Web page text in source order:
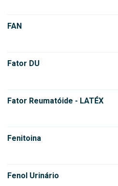
FAN
Fator DU
Fator Reumatóide - LATÉX
Fenitoina
Fenol Urinário